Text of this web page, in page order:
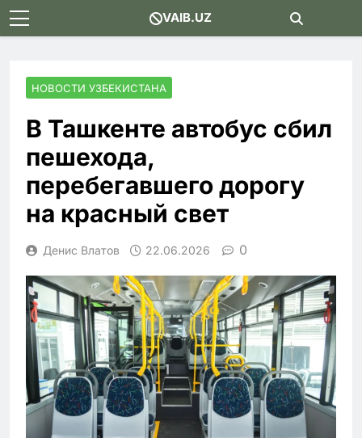
Skip
to
VAIB.UZ
НОВОСТИ УЗБЕКИСТАНА
В Ташкенте автобус сбил
пешехода,
перебегавшего дорогу
на красный свет
Денис Влатов 22.06.2026 0